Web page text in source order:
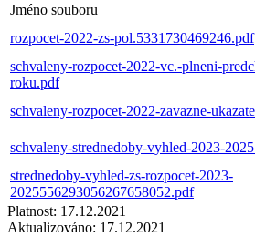
Jméno souboru
rozpocet-2022-zs-pol.5331730469246.pdf
schvaleny-rozpocet-2022-vc.-plneni-
roku.pdf
schvaleny-rozpocet-2022-zavazne-
schvaleny-strednedoby-vyhled-2023-
strednedoby-vyhled-zs-rozpocet-2023-
2025556293056267658052.pdf
Platnost: 17.12.2021
Aktualizováno: 17.12.2021